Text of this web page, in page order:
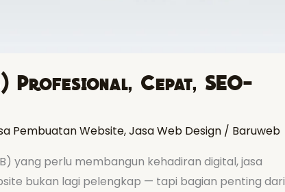
Profesional, Cepat, SEO-
Pembuatan Website,Jasa Web Design/ Baruweb
yang perlu membangun kehadiran digital, jasa
bukan lagi pelengkap — tapi bagian penting dari